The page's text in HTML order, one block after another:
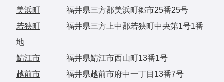
美浜町
福井県三方郡美浜町郷市25番25号
若狭町
福井県三方上中郡若狭町中央第1号1番
地
鯖江市
福井県鯖江市西山町13番1号
越前市
福井県越前市府中一丁目13番7号